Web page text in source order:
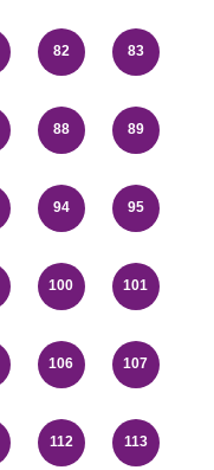
82 83
88 89
94 95
100 101
106 107
112 113